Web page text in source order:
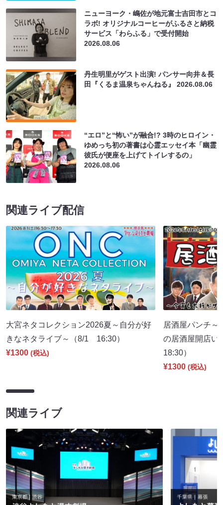
ニューヨーク・嶋佐が地元富士吉田市とコ
ラボ! オリジナルコーヒーがふるさと納税
サービス「わらふる」で受付開始
2026.08.06
丹生明里がゲスト出演! パンサー向井＆長
田『くるま温泉ちゃんねる』2026.08.06
“エロ”と“怖い”が融合!? 3時のヒロイン・
ゆめっち初の著書は心霊エッセイ本「幽霊
彼氏が便座を上げてトイレするの」
2026.08.06
関連ライブ配信
大宮ネタコレクション2026夏～自分が好
きなネタライブ～（8/1 16:30）
¥1300 (税込)
居酒屋パンチ～
の居酒屋開店
18:30）
¥1300 (税込)
関連ライブ